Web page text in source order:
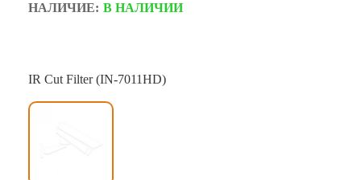
НАЛИЧИЕ: В НАЛИЧИИ
IR Cut Filter (IN-7011HD)